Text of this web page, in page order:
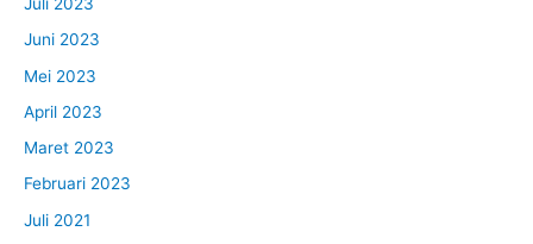
Juni 2023
Mei 2023
April 2023
Maret 2023
Februari 2023
Juli 2021